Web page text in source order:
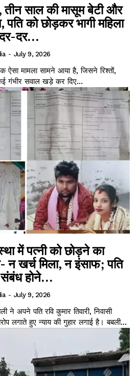
Week
PRO
तीन साल की मासूम बेटी और
पति को छोड़कर भागी महिला
दर...
- July 9, 2026
ऐसा मामला सामने आया है, जिसने रिश्तों,
गंभीर सवाल खड़े कर दिए...
में पत्नी को छोड़ने का
न खर्च मिला, न इंसाफ; पति
संबंध होने...
- July 9, 2026
ने अपने पति रवि कुमार तिवारी, निवासी
लगाते हुए न्याय की गुहार लगाई है। बबली...